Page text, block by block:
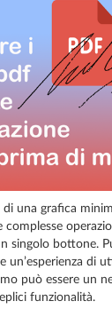
di una grafica
complesse
singolo bottone.
un’esperienza di
può essere un
funzionalità.